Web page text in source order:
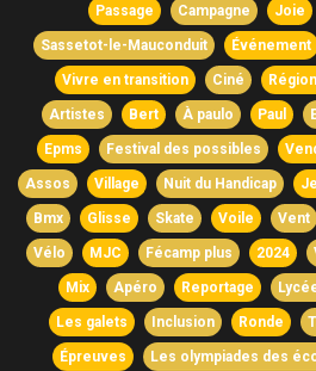
Passage Campagne Joie
Sassetot-le-Mauconduit Événement
Vivre en transition Ciné
Artistes Bert À paulo Paul
Epms Festival des possibles
Assos Village Nuit du Handicap
Bmx Glisse Skate Voile Vent
Vélo MJC Fécamp plus 2024
Mix Apéro Reportage
Les galets Inclusion Ronde
Épreuves Les olympiades des